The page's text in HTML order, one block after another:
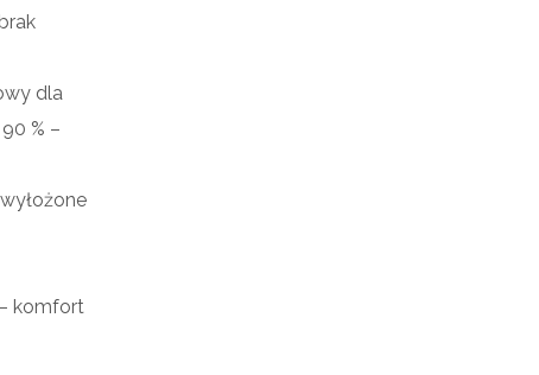
dla
% –
komfort